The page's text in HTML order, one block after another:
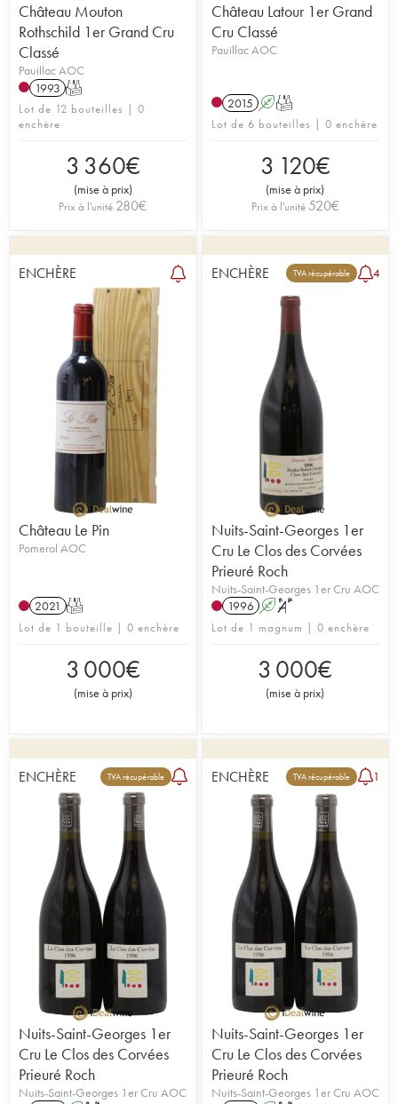
Château Mouton
Rothschild 1er Grand Cru
Classé
Pauillac AOC
1993 T
Lot de 12 bouteilles | 0
enchère
3 360€
(mise à prix)
Prix à l'unité 280€
Château Latour 1er Grand
Cru Classé
Pauillac AOC
2015 AT
Lot de 6 bouteilles | 0 enchère
3 120€
(mise à prix)
Prix à l'unité 520€
ENCHÈRE
Château Le Pin
Pomerol AOC
2021 T
Lot de 1 bouteille | 0 enchère
3 000€
(mise à prix)
ENCHÈRE TVA récupérable 4
Nuits-Saint-Georges 1er
Cru Le Clos des Corvées
Prieuré Roch
Nuits-Saint-Georges 1er Cru AOC
1996 A S
Lot de 1 magnum | 0 enchère
3 000€
(mise à prix)
ENCHÈRE TVA récupérable
Nuits-Saint-Georges 1er
Cru Le Clos des Corvées
Prieuré Roch
Nuits-Saint-Georges 1er Cru AOC
ENCHÈRE TVA récupérable 1
Nuits-Saint-Georges 1er
Cru Le Clos des Corvées
Prieuré Roch
Nuits-Saint-Georges 1er Cru AOC